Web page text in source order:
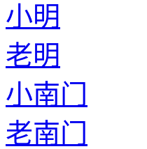
小明
老明
小南门
老南门